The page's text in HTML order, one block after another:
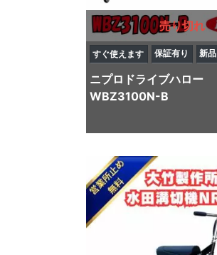
売り切れ
すぐ使えます 保証有り 新品
ニプロ ドライブハロー
WBZ3100N-B